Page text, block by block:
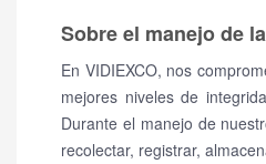
Sobre el manejo de
En VIDIEXCO, nos
mejores niveles de
Durante el manejo de
recolectar, registrar,